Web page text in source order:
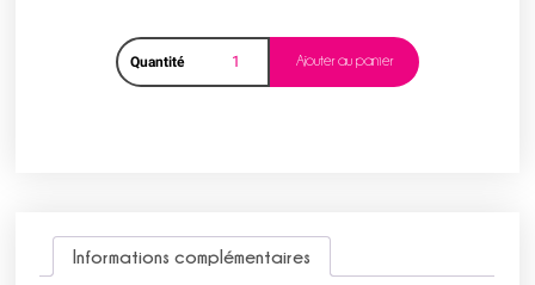
Quantité Ajouter au panier
Informations complémentaires